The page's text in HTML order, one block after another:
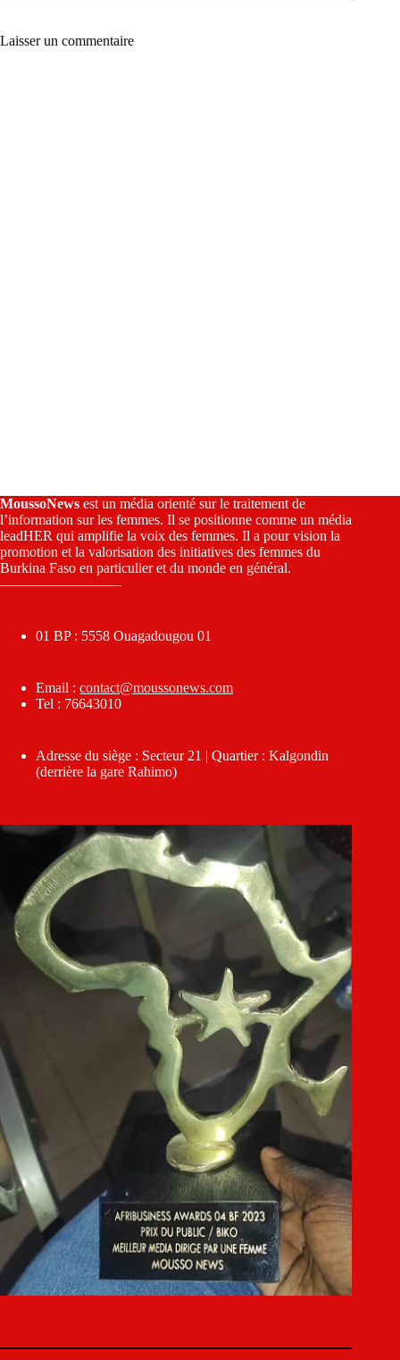
Laisser un commentaire
MoussoNews est un média orienté sur le traitement de
l’information sur les femmes. Il se positionne comme un média
leadHER qui amplifie la voix des femmes. Il a pour vision la
promotion et la valorisation des initiatives des femmes du
Burkina Faso en particulier et du monde en général.
————————–
01 BP : 5558 Ouagadougou 01
Email : contact@moussonews.com
Tel : 76643010
Adresse du siège : Secteur 21 | Quartier : Kalgondin
(derrière la gare Rahimo)